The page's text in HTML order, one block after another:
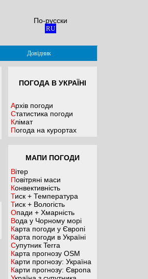
По-русски
RU
Довідник
ПОГОДА В УКРАЇНІ
Архів погоди
Статистика погоди
Клімат
Погода на курортах
МАПИ ПОГОДИ
Вітер
Повітряні маси
Конвективність
Тиск + Температура
Тиск + Вологість
Опади + Хмарність
Вода у Чорному морі
Карта погоди у Європі
Карта погоди в Україні
Супутник Terra
Карта прогнозу OSM
Карти прогнозу: Україна
Карти прогнозу: Європа